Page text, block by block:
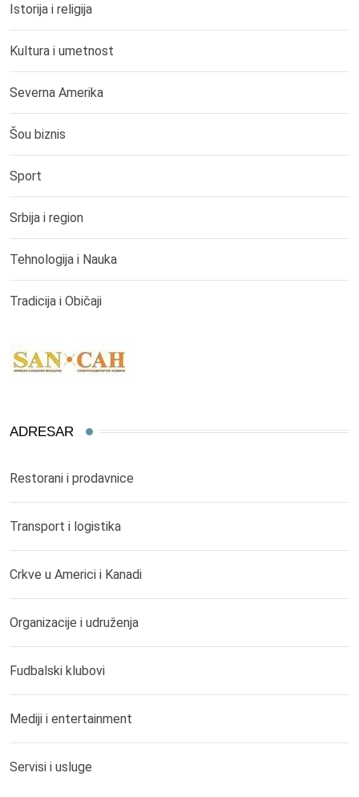
Istorija i religija
Kultura i umetnost
Severna Amerika
Šou biznis
Sport
Srbija i region
Tehnologija i Nauka
Tradicija i Običaji
ADRESAR
Restorani i prodavnice
Transport i logistika
Crkve u Americi i Kanadi
Organizacije i udruženja
Fudbalski klubovi
Mediji i entertainment
Servisi i usluge